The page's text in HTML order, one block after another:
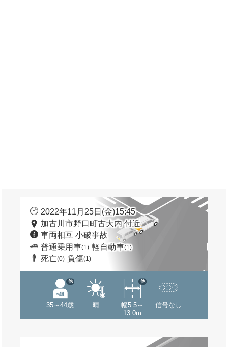
2022年11月25日(金)15:45
加古川市野口町古大内 付近
車両相互 小破事故
普通乗用車(1) 軽自動車(1)
死亡(0) 負傷(1)
35～44歳
他
晴
幅5.5～
13.0m
他
信号なし